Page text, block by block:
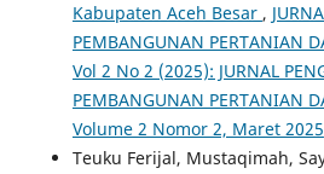
Kabupaten Aceh Besar ,
PEMBANGUNAN PERTANIAN
Vol 2 No 2 (2025): JURNAL
PEMBANGUNAN PERTANIAN
Volume 2 Nomor 2, Maret 2025
Teuku Ferijal, Mustaqimah,